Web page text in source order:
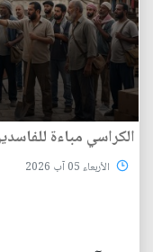
الكراسي مباءة
الأربعاء 05 آب 2026